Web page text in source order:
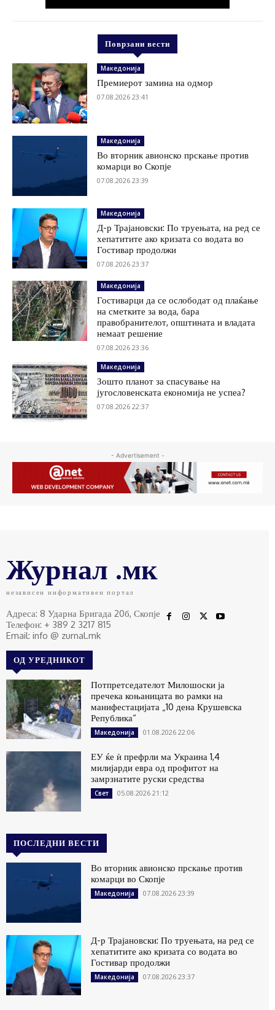
Поврзани вести
Македонија
Премиерот замина на одмор
07.08.2026 23:41
Македонија
Во вторник авионско прскање против
комарци во Скопје
07.08.2026 23:39
Македонија
Д-р Трајановски: По труењата, на ред се
хепатитите ако кризата со водата во
Гостивар продолжи
07.08.2026 23:37
Македонија
Гостиварци да се ослободат од плаќање
на сметките за вода, бара
правобранителот, општината и владата
немаат решение
07.08.2026 23:36
Македонија
Зошто планот за спасување на
југословенската економија не успеа?
07.08.2026 22:37
- Advertisement -
Журнал .мк
независен информативен портал
Адреса: 8 Ударна Бригада 20б, Скопје
Телефон: + 389 2 3217 815
Email: info @ zurnal.mk
ОД УРЕДНИКОТ
Потпретседателот Милошоски ја
пречека коњаницата во рамки на
манифестацијата „10 дена Крушевска
Република“
Македонија 01.08.2026 22:06
ЕУ ќе ѝ префрли ма Украина 1,4
милијарди евра од профитот на
замрзнатите руски средства
Свет 05.08.2026 21:12
ПОСЛЕДНИ ВЕСТИ
Во вторник авионско прскање против
комарци во Скопје
Македонија 07.08.2026 23:39
Д-р Трајановски: По труењата, на ред се
хепатитите ако кризата со водата во
Гостивар продолжи
Македонија 07.08.2026 23:37